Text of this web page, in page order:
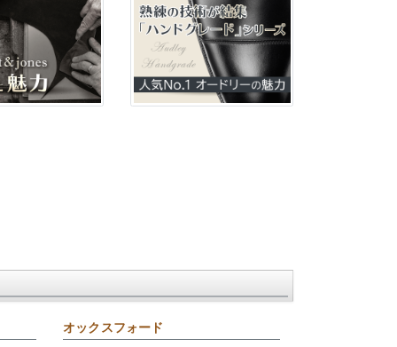
オックスフォード